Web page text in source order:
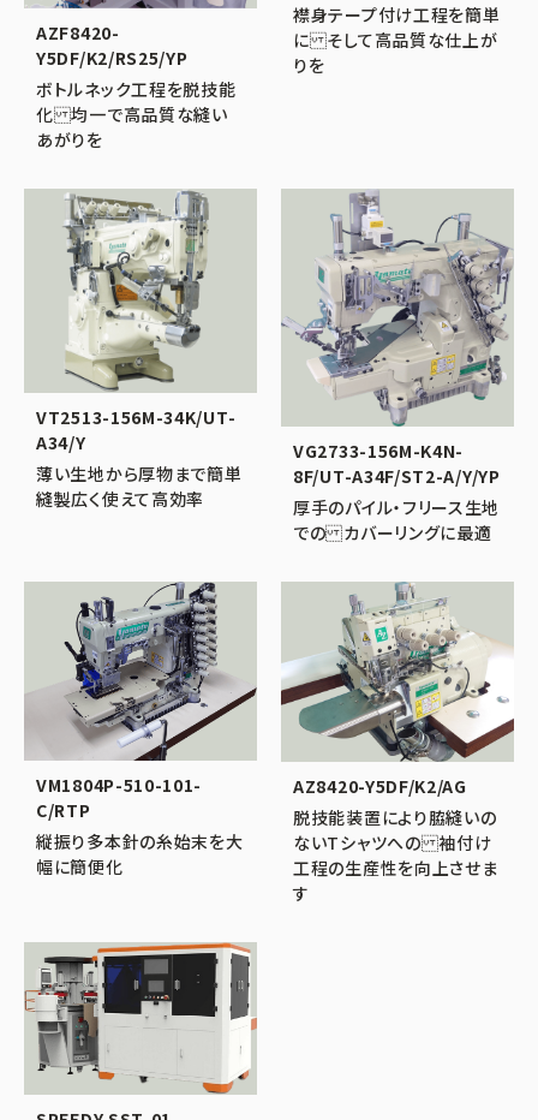
AZF8420-
Y5DF/K2/RS25/YP
ボトルネック工程を脱技能
化 均一で高品質な縫い
あがりを
襟身テープ付け工程を簡単
に そして高品質な仕上が
りを
VT2513-156M-34K/UT-
A34/Y
薄い生地から厚物まで簡単
縫製広く使えて高効率
VG2733-156M-K4N-
8F/UT-A34F/ST2-A/Y/YP
厚手のパイル・フリース生地
での カバーリングに最適
VM1804P-510-101-
C/RTP
縦振り多本針の糸始末を大
幅に簡便化
AZ8420-Y5DF/K2/AG
脱技能装置により脇縫いの
ないTシャツへの 袖付け
工程の生産性を向上させま
す